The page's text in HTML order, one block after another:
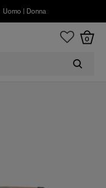
Uomo Donna
0